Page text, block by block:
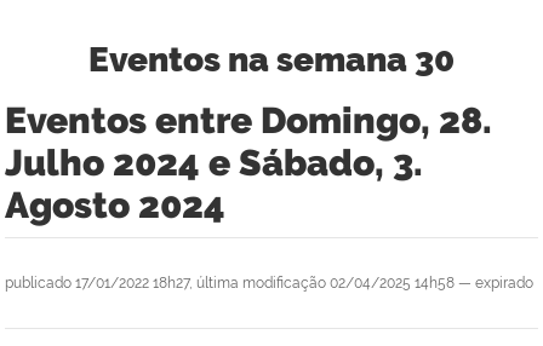
Eventos na semana 30
Eventos entre Domingo, 28.
Julho 2024 e Sábado, 3.
Agosto 2024
publicado 17/01/2022 18h27, última modificação 02/04/2025 14h58 — expirado